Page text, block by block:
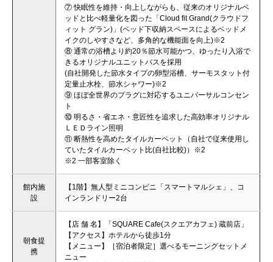
⑦ 快眠性を維持・向上しながらも、従来のオリジナルベ
ッドと比べ軽量化を図った「Cloud fit Grand(クラウドフ
ィット グラン)」(ベッド下収納スペースによるベッドメ
イクのしやすさなど、多角的な機能面を向上)※2
⑧ 通常の浴槽より約20％節水可能かつ、ゆったり入浴で
きるオリジナルユニットバスを採用
(自社開発した節水タイプの卵型浴槽、サーモスタット付
定量止水栓、節水シャワー)※2
⑨ ほぼ全世界のプラグに対応するユニバーサルコンセン
ト
⑩ 明るさ・省エネ・意匠性を追求した高効率オリジナル
ＬＥＤライン照明
⑪ 断熱性を高めたタイルカーペット（自社で従来使用し
ていたタイルカーペット比(自社比較)）※2
※2 一部客室除く
館内施
設
【1階】無人型ミニコンビニ「スマートマルシェ」、コ
インランドリー2台
朝食提
携
【店 舗 名】「SQUARE Cafe(スクエアカフェ) 蔵前店」
【アクセス】ホテルから徒歩1分
【メニュー】［宿泊者限定］選べるモーニングセットメ
ニュー